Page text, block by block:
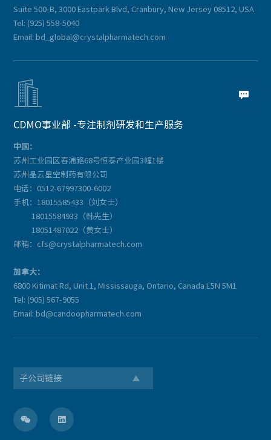

Suite 500-B, 3000 Eastpark Blvd, Cranbury, New Jersey 08512, USA
Tel: (925) 558-5040
Email: bd_global@crystalpharmatech.com

CDMO事业部 -专注制剂研发和生产服务
中国：
苏州工业园区春浦路68号恒泰产业园3幢1楼
苏州晶云星空制药有限公司
电话：0512-67997300-6002
手机：18015585433（刘女士）
18015584933（韩先生）
18051487022（黄女士）
邮箱：cfs@crystalpharmatech.com
加拿大：
6800 Kitimat Rd, Unit 1, Mississauga, Ontario, Canada L5N 5M1
Tel: (905) 567-9055
Email: bd@candoopharmatech.com
子公司链接
 